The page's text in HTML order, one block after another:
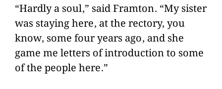
“Hardly a soul,” said Framton. “My sister
was staying here, at the rectory, you
know, some four years ago, and she
game me letters of introduction to some
of the people here.”